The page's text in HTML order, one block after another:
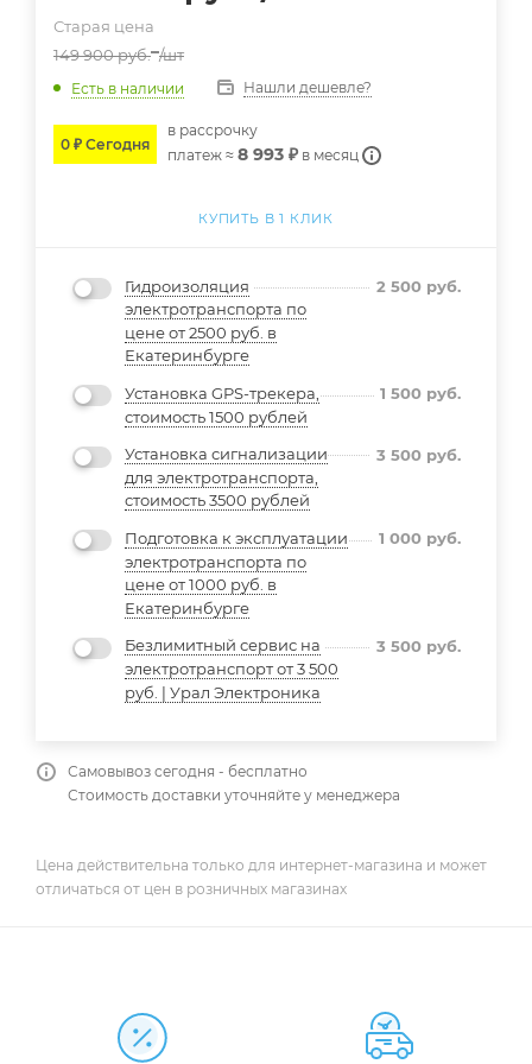
Старая цена
149 900руб. /шт
Есть в наличии Нашли дешевле?
0 ₽ Сегодня
в расcрочку
платеж ≈ 8 993 ₽ в месяц
КУПИТЬ В 1 КЛИК
Гидроизоляция
электротранспорта по
цене от 2500 руб. в
Екатеринбурге
2 500 руб.
Установка GPS-трекера,
стоимость 1500 рублей
1 500 руб.
Установка сигнализации
для электротранспорта,
стоимость 3500 рублей
3 500 руб.
Подготовка к эксплуатации
электротранспорта по
цене от 1000 руб. в
Екатеринбурге
1 000 руб.
Безлимитный сервис на
электротранспорт от 3 500
руб. | Урал Электроника
3 500 руб.
Самовывоз сегодня - бесплатно
Стоимость доставки уточняйте у менеджера
Цена действительна только для интернет-магазина и может
отличаться от цен в розничных магазинах